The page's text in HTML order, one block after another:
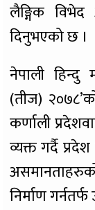
लैङ्गिक
दिनुभएको छ ।
नेपाली हिन्दु
(तीज)
कर्णाली
व्यक्त गर्दै
निर्माण